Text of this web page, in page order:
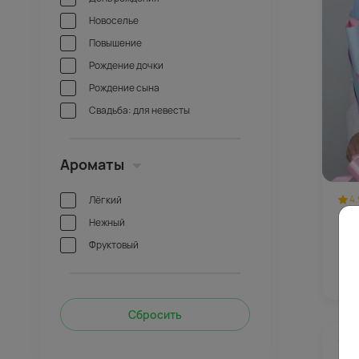
Новоселье
Повышение
Рождение дочки
Рождение сына
Свадьба: для невесты
Ароматы
Лёгкий
Нежный
Фруктовый
Сбросить